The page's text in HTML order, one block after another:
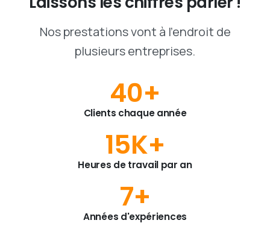
Nos prestations vont à l'endroit de
plusieurs entreprises.
40+
Clients chaque année
15K+
Heures de travail par an
7+
Années d'expériences